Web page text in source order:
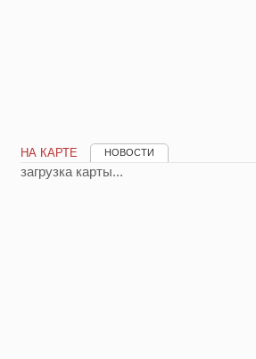
НА КАРТЕ НОВОСТИ
загрузка карты...